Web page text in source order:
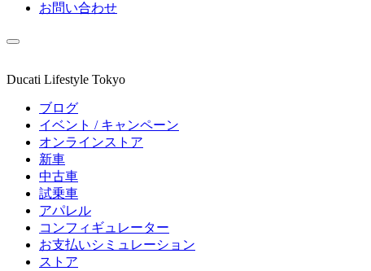
お問い合わせ
Ducati Lifestyle Tokyo
ブログ
イベント / キャンペーン
オンラインストア
新車
中古車
試乗車
アパレル
コンフィギュレーター
お支払いシミュレーション
ストア